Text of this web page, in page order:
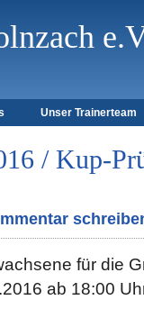
Unser Trainerteam
/ Kup-
für die
ab 18:00